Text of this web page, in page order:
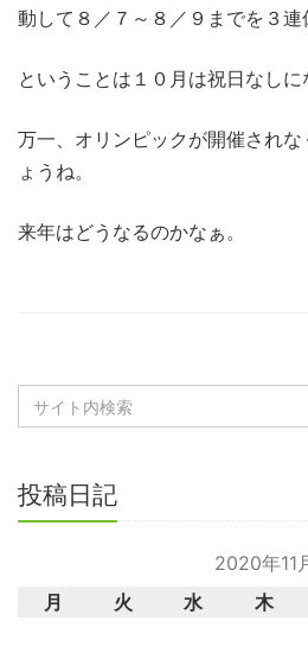
動して８／７～８／９までを３連
ということは１０月は祝日なしに
万一、オリンピックが開催され
ょうね。
来年はどうなるのかなぁ。
投稿日記
2020年11
月
火 水 木